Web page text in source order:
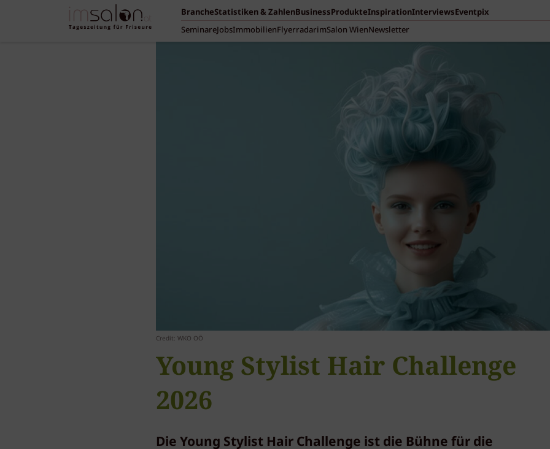
BrancheStatistiken & ZahlenBusinessProdukteInspirationInterviewsEventpix
SeminareJobsImmobilienFlyerradarimSalon WienNewsletter
Credit: WKO OÖ
Young Stylist Hair Challenge
2026
Die Young Stylist Hair Challenge ist die Bühne für die